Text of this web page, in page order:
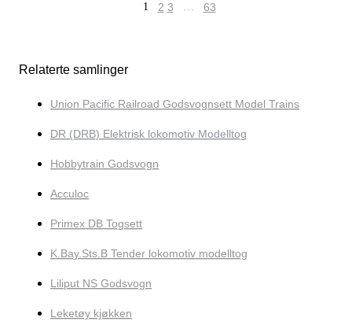
1 2 3 … 63
Relaterte samlinger
Union Pacific Railroad Godsvognsett Model Trains
DR (DRB) Elektrisk lokomotiv Modelltog
Hobbytrain Godsvogn
Acculoc
Primex DB Togsett
K.Bay.Sts.B Tender lokomotiv modelltog
Liliput NS Godsvogn
Leketøy kjøkken